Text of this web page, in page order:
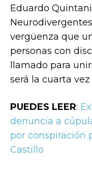
Eduardo
vergüenza que
personas con
llamado para
será la cuarta vez
PUEDES LEER:
denuncia a
por conspiración
Castillo